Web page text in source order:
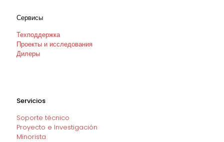
Сервисы
Техподдержка
Проекты и исследования
Дилеры
Servicios
Soporte técnico
Proyecto e Investigación
Minorista